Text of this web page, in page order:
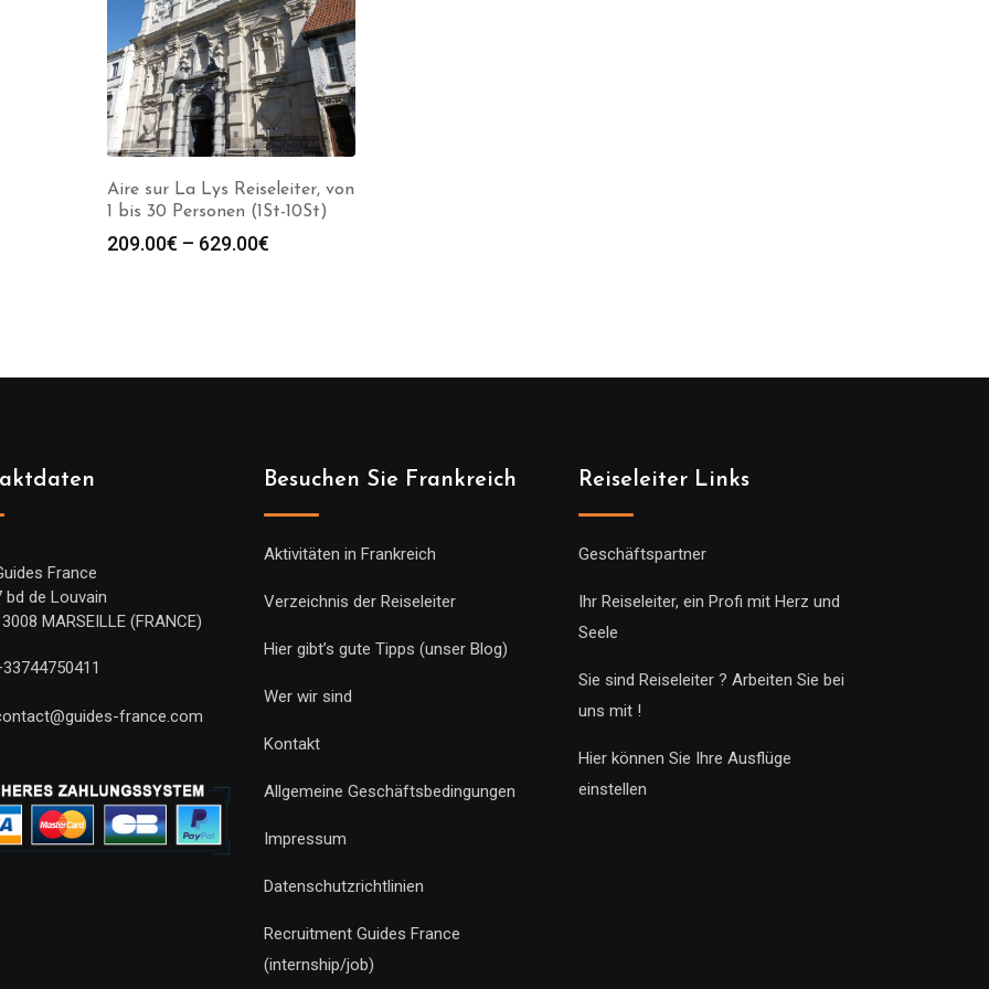
Aire sur La Lys Reiseleiter, von
1 bis 30 Personen (1St-10St)
209.00€ – 629.00€Preisspanne:
France
bd de Louvain
MARSEILLE (FRANCE)
france.com
Besuchen Sie Frankreich
Aktivitäten in Frankreich
Verzeichnis der Reiseleiter
Hier gibt’s gute Tipps (unser Blog)
Wer wir sind
Kontakt
Allgemeine Geschäftsbedingungen
Impressum
Datenschutzrichtlinien
Recruitment Guides France
(internship/job)
Reiseleiter Links
Geschäftspartner
Ihr Reiseleiter, ein Profi mit Herz und
Seele
Sie sind Reiseleiter ? Arbeiten Sie bei
uns mit !
Hier können Sie Ihre Ausflüge
einstellen